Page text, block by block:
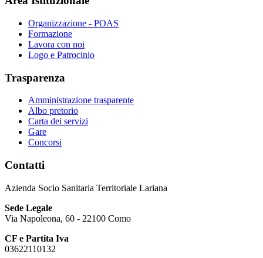
Organizzazione - POAS
Formazione
Lavora con noi
Logo e Patrocinio
Trasparenza
Amministrazione trasparente
Albo pretorio
Carta dei servizi
Gare
Concorsi
Contatti
Azienda Socio Sanitaria Territoriale Lariana
Sede Legale
Via Napoleona, 60 - 22100 Como
CF e Partita Iva
03622110132